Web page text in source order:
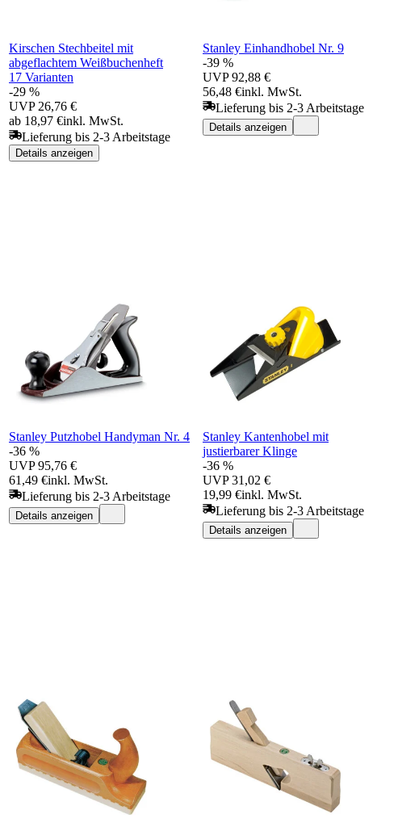
Kirschen Stechbeitel mit
abgeflachtem Weißbuchenheft
17 Varianten
-29 %
UVP 26,76 €
ab 18,97 €inkl. MwSt.
Lieferung bis 2-3 Arbeitstage
Details anzeigen
Stanley Einhandhobel Nr. 9
-39 %
UVP 92,88 €
56,48 €inkl. MwSt.
Lieferung bis 2-3 Arbeitstage
Details anzeigen
Stanley Putzhobel Handyman Nr. 4
-36 %
UVP 95,76 €
61,49 €inkl. MwSt.
Lieferung bis 2-3 Arbeitstage
Details anzeigen
Stanley Kantenhobel mit
justierbarer Klinge
-36 %
UVP 31,02 €
19,99 €inkl. MwSt.
Lieferung bis 2-3 Arbeitstage
Details anzeigen